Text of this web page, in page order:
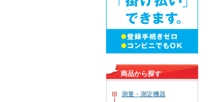
商品から探す
測量・測定機器